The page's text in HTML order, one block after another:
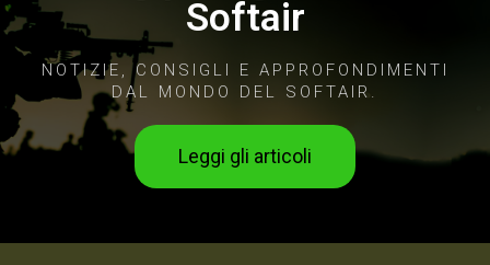
Softair
NOTIZIE, CONSIGLI E APPROFONDIMENTI
DAL MONDO DEL SOFTAIR.
Leggi gli articoli